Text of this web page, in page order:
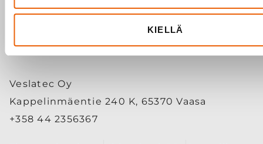
KIELLÄ
Veslatec Oy
Kappelinmäentie 240 K, 65370 Vaasa
+358 44 2356367